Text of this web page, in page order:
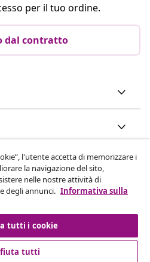
per il tuo ordine.
dal contratto
l'utente accetta di memorizzare i
la navigazione del sito,
nelle nostre attività di
degli annunci. Informativa sulla
tutti i cookie
tutti